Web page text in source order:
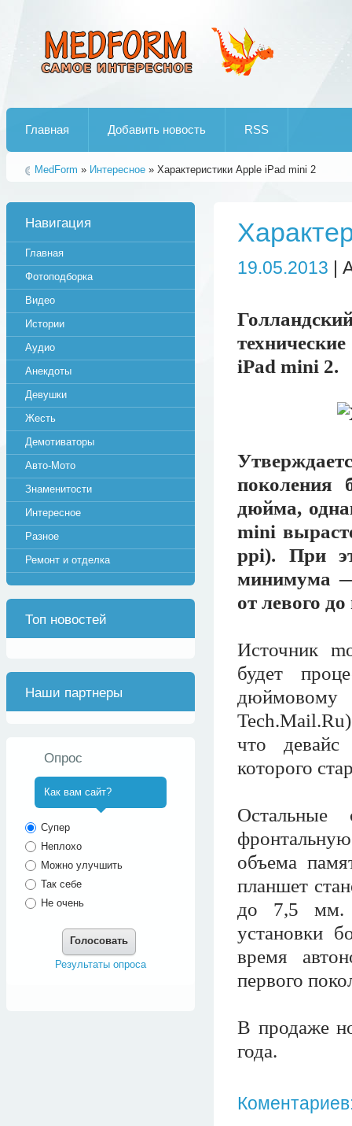
Главная Добавить новость RSS
MedForm » Интересное » Характеристики Apple iPad mini 2
19.05.2013 |
iPad mini 2.
поколения
дюйма,
mini
ppi). При
минимума —
от левого
Источник
будет
что
которого
объема
планшет
до 7,5 мм.
установки
время
первого
В продаже
года.
Навигация
Главная
Фотоподборка
Видео
Истории
Аудио
Анекдоты
Девушки
Жесть
Демотиваторы
Авто-Мото
Знаменитости
Интересное
Разное
Ремонт и отделка
Топ новостей
Наши партнеры
Опрос
Как вам сайт?
Супер
Неплохо
Можно улучшить
Так себе
Не очень
Голосовать
Результаты опроса